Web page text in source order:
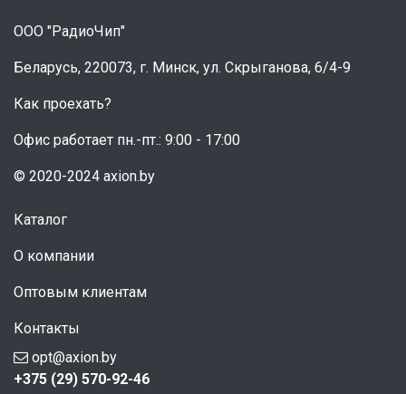
ООО "РадиоЧип"
Беларусь, 220073, г. Минск, ул. Скрыганова, 6/4-9
Как проехать?
Офис работает пн.-пт.: 9:00 - 17:00
© 2020-2024 axion.by
Каталог
О компании
Оптовым клиентам
Контакты
opt@axion.by
+375 (29) 570-92-46